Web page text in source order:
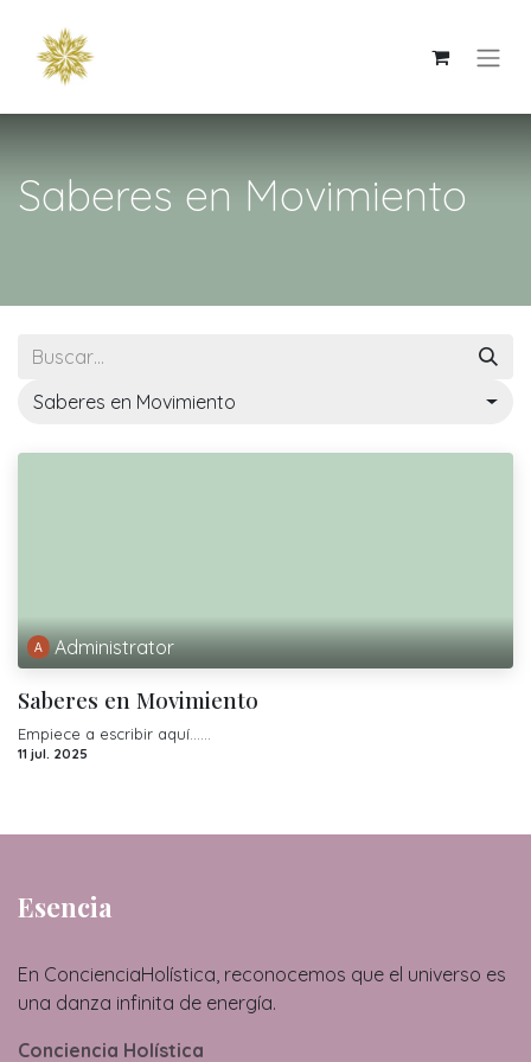
Saberes en Movimiento
Saberes en Movimiento
Administrator
Saberes en Movimiento
Empiece a escribir aquí......
11 jul. 2025
Esencia
En ConcienciaHolística, reconocemos que el universo es
una danza infinita de energía.
Conciencia Holística